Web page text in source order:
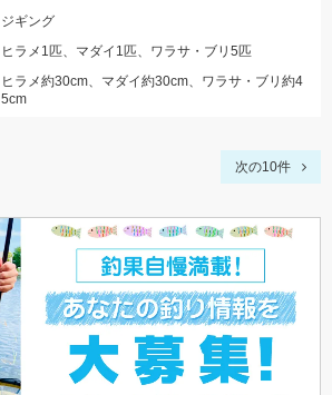
ジギング
ヒラメ1匹、マダイ1匹、ワラサ・ブリ5匹
ヒラメ約30cm、マダイ約30cm、ワラサ・ブリ約4
5cm
次の10件